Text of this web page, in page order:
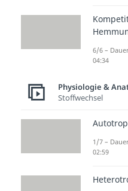
werden
du etwas
6/6 –
04:34
Physiologie &
Stoffwechsel
1/7 –
02:59